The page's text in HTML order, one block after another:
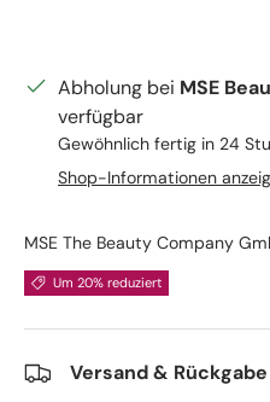
Abholung bei MSE
verfügbar
Gewöhnlich fertig in 24
Shop-Informationen
MSE The Beauty Company
Um 20% reduziert
Versand & Rückgabe